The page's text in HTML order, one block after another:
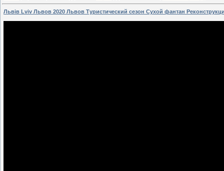
Львів Lviv Львов 2020 Львов Туристический сезон Сухой фантан